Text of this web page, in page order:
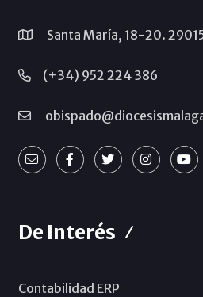
Santa María, 18-20.
(+34) 952 224 386
De Interés
Contabilidad ERP